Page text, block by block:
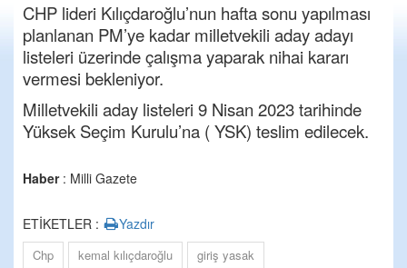
CHP lideri Kılıçdaroğlu’nun hafta sonu yapılması
planlanan PM’ye kadar milletvekili aday adayı
listeleri üzerinde çalışma yaparak nihai kararı
vermesi bekleniyor.
Milletvekili aday listeleri 9 Nisan 2023 tarihinde
Yüksek Seçim Kurulu’na ( YSK) teslim edilecek.
Haber: Milli Gazete
ETİKETLER : Yazdır
Chp kemal kılıçdaroğlu giriş yasak